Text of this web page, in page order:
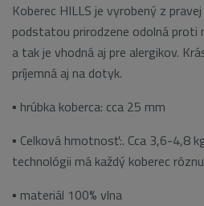
Koberec HILLS je vyrobený z
podstatou prirodzene odolná proti
a tak je vhodná aj pre alergikov.
príjemná aj na dotyk.
▪ hrúbka koberca: cca 25 mm
▪ Celková hmotnosť:. Cca 3,6-4,8
technológii má každý koberec
▪ materiál 100% vlna